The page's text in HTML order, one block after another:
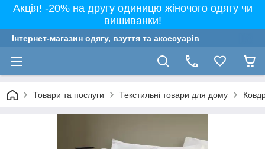
Акція! -20% на другу одиницю жіночого одягу чи
вишиванки!
Інтернет-магазин одягу, взуття та аксесуарів
Товари та послуги Текстильні товари для дому